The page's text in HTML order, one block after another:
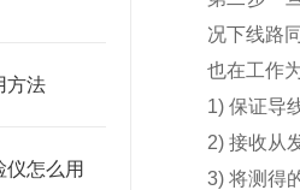
方法
怎么用
况下线路
也在工作
1) 保证导
2) 接收从
3) 将测得